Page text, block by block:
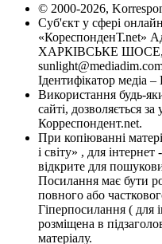
© 2000-2026,
Суб'єкт у сфері
«КореспонденТ.net»
ХАРКІВСЬКЕ ШОСЕ,
Ідентифікатор медіа
Використання будь-
сайті, дозволяється
Корреспондент.net.
При копіюванні
і світу» , для
відкрите для
Посилання має бути
повного або
Гіперпосилання ( для
розміщена в
матеріалу.